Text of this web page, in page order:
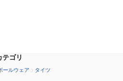
ゴリ
ールウェア タイツ